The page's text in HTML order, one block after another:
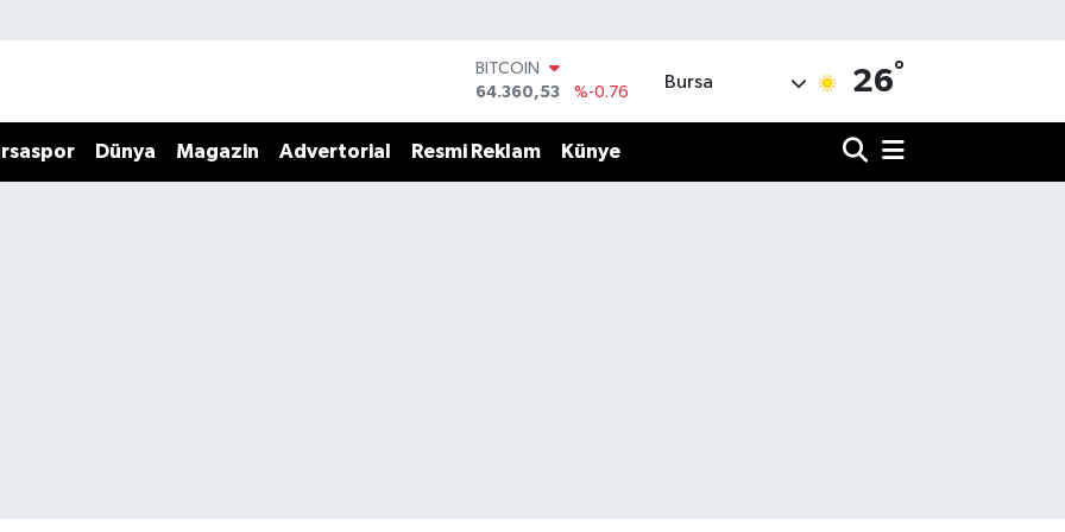
BITCOIN
64.360,53
%-0.76
47,7069
%0.17
Bursa 26°
Dünya Magazin Advertorial Resmi Reklam Künye